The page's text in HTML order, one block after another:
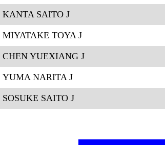
KANTA SAITO J
MIYATAKE TOYA J
CHEN YUEXIANG J
YUMA NARITA J
SOSUKE SAITO J